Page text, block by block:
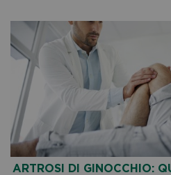
ARTROSI DI GINOCCHIO: